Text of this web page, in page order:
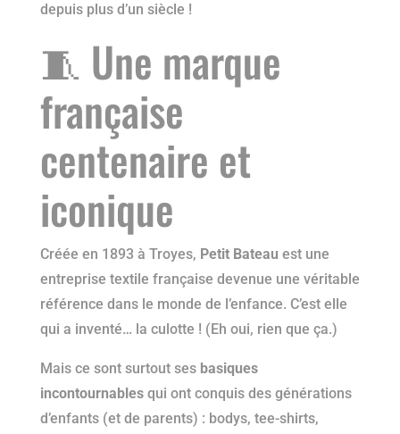
depuis plus d’un siècle !
🧵 Une marque
française
centenaire et
iconique
Créée en 1893 à Troyes, Petit Bateau est une
entreprise textile française devenue une véritable
référence dans le monde de l’enfance. C’est elle
qui a inventé… la culotte ! (Eh oui, rien que ça.)
Mais ce sont surtout ses basiques
incontournablesqui ont conquis des générations
d’enfants (et de parents) : bodys, tee-shirts,